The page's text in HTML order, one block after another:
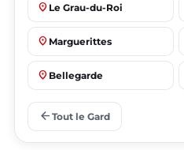
place Le Grau-du-Roi
place Marguerittes
place Bellegarde
place
arrow_back Tout le Gard